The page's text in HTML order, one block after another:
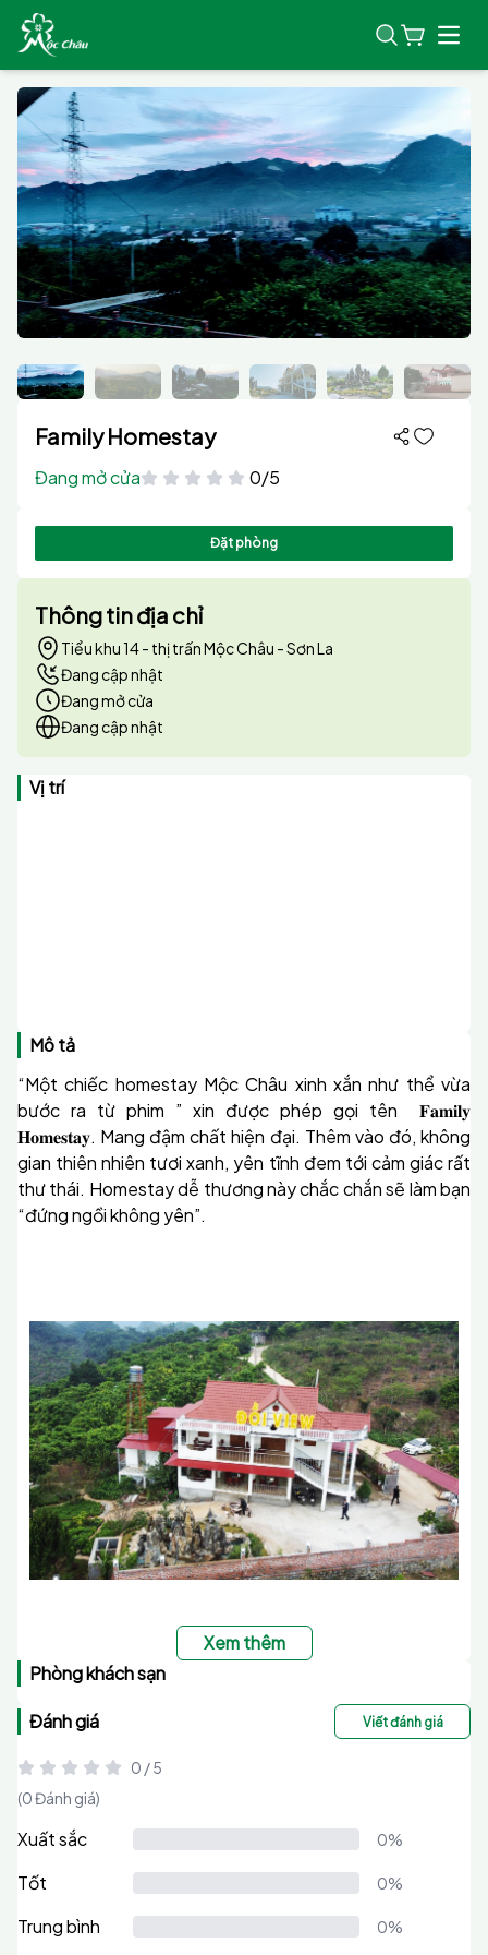
Family Homestay
Đang mở cửa 0/5
Đặt phòng
Thông tin địa chỉ
Tiểu khu 14 - thị trấn Mộc Châu - Sơn La
Đang cập nhật
Đang mở cửa
Đang cập nhật
Vị trí
Mô tả
“Một chiếc homestay Mộc Châu xinh xắn như thể vừa
bước ra từ phim ” xin được phép gọi tên 𝐅𝐚𝐦𝐢𝐥𝐲
𝐇𝐨𝐦𝐞𝐬𝐭𝐚𝐲. Mang đậm chất hiện đại. Thêm vào đó, không
gian thiên nhiên tươi xanh, yên tĩnh đem tới cảm giác rất
thư thái. Homestay dễ thương này chắc chắn sẽ làm bạn
“đứng ngồi không yên”.
Xem thêm
Phòng khách sạn
Đánh giá Viết đánh giá
0 / 5
(0 Đánh giá)
Xuất sắc 0%
Tốt 0%
Trung bình 0%